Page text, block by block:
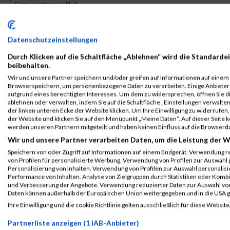
Einzelwertung weiblich
B2Run Frankfurt 2024
2017
Veranstaltung Stnr First Name Last Name
B2Run Frankfurt
B2Run Frankfurt
699 Svenja Guthmann
B2Run Frankfurt
Einzelwertung weiblich
699 Svenja Guthmann
B2Run Frankfurt
Teamwertung mixed
699 Svenja Guthmann
B2Run Frankfurt 699 Svenja Guthmann
Legende:
Datenschutzeinstellungen
Durch Klicken auf die Schaltfläche „Ablehnen“ wird die
beibehalten.
Wir und unsere Partner speichern und/oder greifen auf Informationen auf
Browserspeichern, um personenbezogene Daten zu verarbeiten. Einige
aufgrund eines berechtigten Interesses. Um dem zu widersprechen, öffnen Sie
ablehnen oder verwalten, indem Sie auf die Schaltfläche „Einstellungen
der linken unteren Ecke der Website klicken. Um Ihre Einwilligung zu
der Website und klicken Sie auf den Menüpunkt „Meine Daten“. Auf dieser
werden unseren Partnern mitgeteilt und haben keinen Einfluss auf die
Wir und unsere Partner verarbeiten Daten, um die Leistung der
Speichern von oder Zugriff auf Informationen auf einem Endgerät. Verwendung
von Profilen für personalisierte Werbung. Verwendung von Profilen zur
Personalisierung von Inhalten. Verwendung von Profilen zur Auswahl
Performance von Inhalten. Analyse von Zielgruppen durch Statistiken oder
und Verbesserung der Angebote. Verwendung reduzierter Daten zur Auswahl
Daten können außerhalb der Europäischen Union weitergegeben und in die USA
Ihre Einwilligung und die cookie Richtlinie gelten ausschließlich für diese
Partnerliste anzeigen (1 IAB-Anbieter)